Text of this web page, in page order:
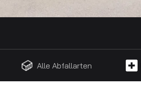
Alle Abfallarten